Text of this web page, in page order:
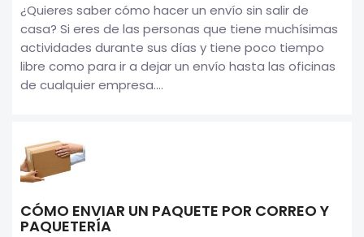
¿Quieres saber cómo hacer un envío sin salir de
casa? Si eres de las personas que tiene muchísimas
actividades durante sus días y tiene poco tiempo
libre como para ir a dejar un envío hasta las oficinas
de cualquier empresa....
CÓMO ENVIAR UN PAQUETE POR CORREO Y
PAQUETERÍA